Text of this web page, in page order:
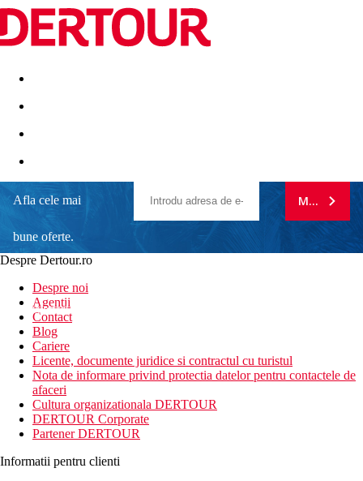
Destinatii Vacanta perfecta OFERTE DE NERATAT
Afla cele mai
bune oferte.
newsletter!
MA
Despre Dertour.ro
Despre noi
Agentii
Contact
Blog
Cariere
Licente, documente juridice si contractul cu turistul
Nota de informare privind protectia datelor pentru contactele de
afaceri
Cultura organizationala DERTOUR
DERTOUR Corporate
Partener DERTOUR
Informatii pentru clienti